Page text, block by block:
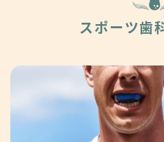
スポーツ歯